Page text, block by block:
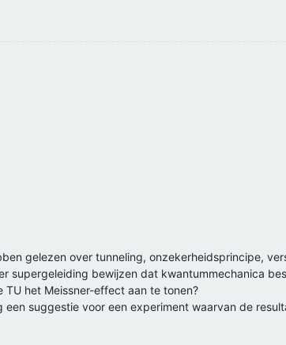
gelezen over tunneling, onzekerheidsprincipe,
supergeleiding bewijzen dat kwantummechanica
het Meissner-effect aan te tonen?
een suggestie voor een experiment waarvan de